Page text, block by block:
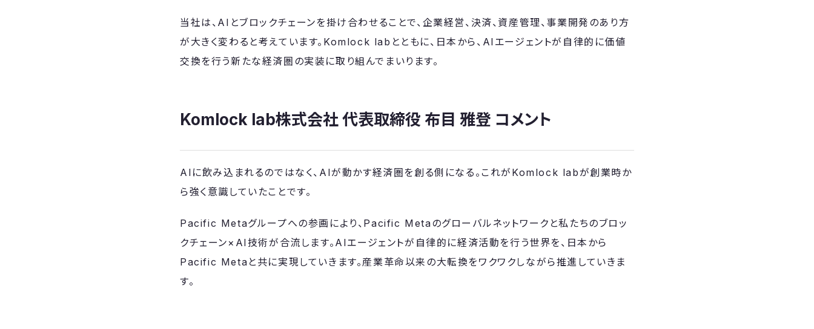
当社は、AIとブロックチェーンを掛け合わせることで、企業経営、決済、資産管理、事業開発のあり方
が大きく変わると考えています。Komlock labとともに、日本から、AIエージェントが自律的に価値
交換を行う新たな経済圏の実装に取り組んでまいります。
Komlock lab株式会社 代表取締役 布目 雅登 コメント
AIに飲み込まれるのではなく、AIが動かす経済圏を創る側になる。これがKomlock labが創業時か
ら強く意識していたことです。
Pacific Metaグループへの参画により、Pacific Metaのグローバルネットワークと私たちのブロッ
クチェーン×AI技術が合流します。AIエージェントが自律的に経済活動を行う世界を、日本から
Pacific Metaと共に実現していきます。産業革命以来の大転換をワクワクしながら推進していきま
す。